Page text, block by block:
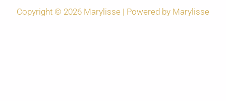
Copyright © 2026 Marylisse | Powered by Marylisse